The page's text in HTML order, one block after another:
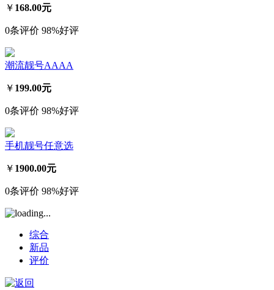
￥ 168.00元
0条评价 98%好评
潮流靓号AAAA
￥ 199.00元
0条评价 98%好评
手机靓号任意选
￥ 1900.00元
0条评价 98%好评
综合
新品
评价